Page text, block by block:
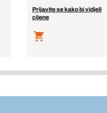
Prijavite se kako bi vidjeli
cijene